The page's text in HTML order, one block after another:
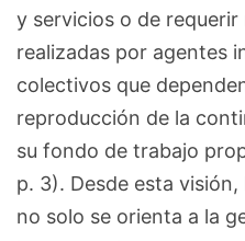
y servicios o de requerir
realizadas por agentes
colectivos que
reproducción de la
su fondo de trabajo
p. 3). Desde esta
no solo se orienta a la